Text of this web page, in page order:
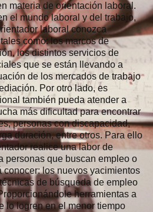
materia de orientación laboral.
el mundo laboral y del trabajo,
laboral conozca
como: los marcos de
los distintos servicios de
que se están llevando a
de los mercados de trabajo
Por otro lado, es
también pueda atender a
más dificultad para encontrar
personas con discapacidad,
duración, entre otros. Para ello
realice una labor de
personas que buscan empleo o
conocer: los nuevos yacimientos
de búsqueda de empleo
herramientas a
lo logren en el menor tiempo